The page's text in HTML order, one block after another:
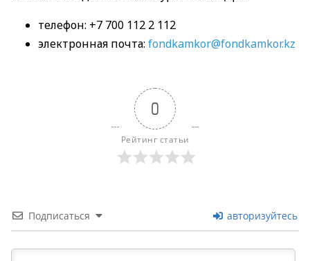
телефон: +7 700 112 2 112
электронная почта: fondkamkor@fondkamkor.kz
0
Рейтинг статьи
Подписаться авторизуйтесь